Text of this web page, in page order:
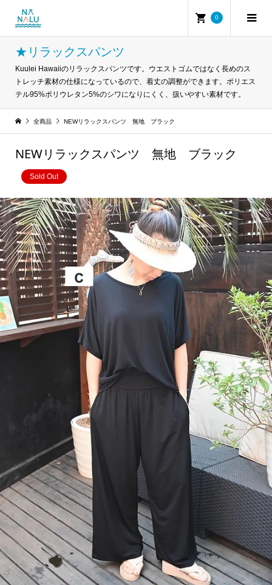
0
★リラックスパンツ
Kuulei Hawaiiのリラックスパンツです。ウエストゴムではなく長めのス
トレッチ素材の仕様になっているので、着丈の調整ができます。ポリエス
テル95%ポリウレタン5%のシワになりにくく、扱いやすい素材です。
全商品 NEWリラックスパンツ 無地 ブラック
NEWリラックスパンツ 無地 ブラック
Sold Out